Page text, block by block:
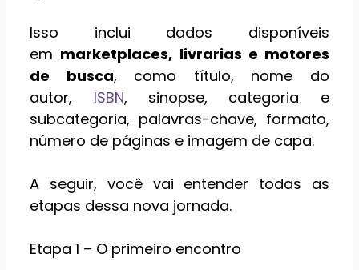
Isso inclui dados disponíveis
em marketplaces, livrarias e motores
de busca, como título, nome do
autor, ISBN, sinopse, categoria e
subcategoria, palavras-chave, formato,
número de páginas e imagem de capa.
A seguir, você vai entender todas as
etapas dessa nova jornada.
Etapa 1 – O primeiro encontro